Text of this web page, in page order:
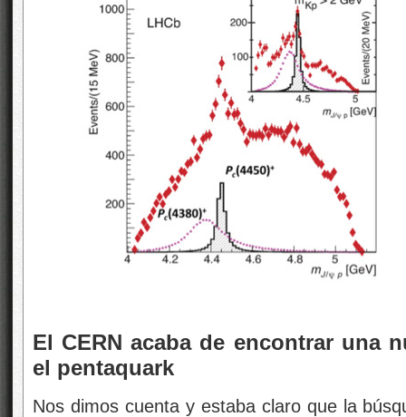
El CERN acaba de encontrar una
el pentaquark
Nos dimos cuenta y estaba claro que la